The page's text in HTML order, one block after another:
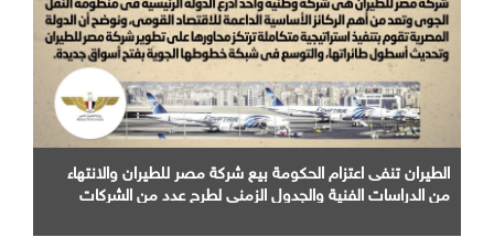
الطيران تنفى اعتزام الحكومة بيع شركة مصر للطيران والانتهاء
من الدراسات الفنية والجدول الزمني لطرح عدد من الشركات